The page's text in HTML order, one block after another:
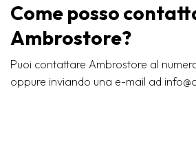
Come posso
Ambrostore?
Puoi contattare Ambrostore al
oppure inviando una e-mail ad